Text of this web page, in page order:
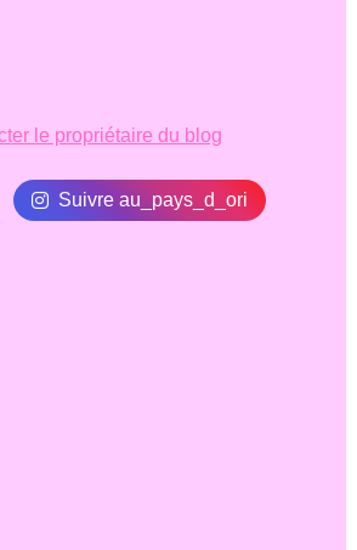
le propriétaire du blog
Suivre au_pays_d_ori